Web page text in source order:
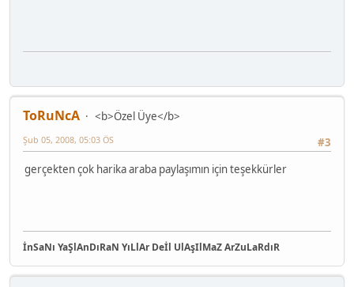
ToRuNcA
<b>Özel Üye</b>
#3
Şub 05, 2008, 05:03 ÖS
gerçekten çok harika araba paylaşımın için teşekkürler
İnSaNı YaŞlAnDıRaN YıLlAr Deİl UlAşIlMaZ ArZuLaRdıR